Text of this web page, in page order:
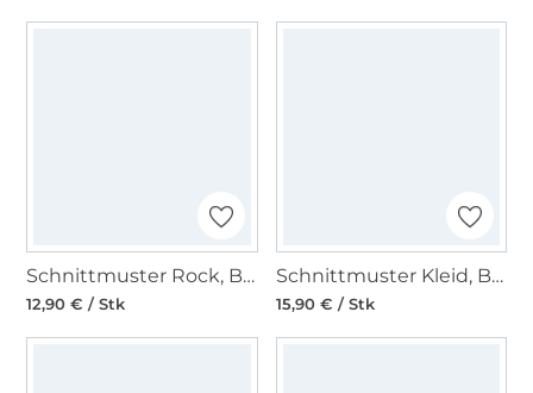
Schnittmuster Rock, Burda 6341
12,90 € / Stk
Schnittmuster Kleid, Burda 6821
15,90 € / Stk